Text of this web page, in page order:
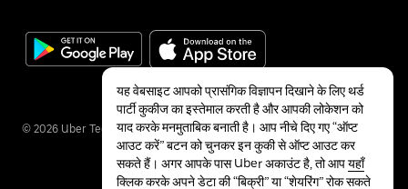
© 2026 Uber Technologies Inc.
यह वेबसाइट आपको प्रासंगिक विज्ञापन दिखाने के लिए थर्ड
पार्टी कुकीज का इस्तेमाल करती है और आपकी लोकेशन को
याद करके मनमुताबिक बनाती है। आप नीचे दिए गए “ऑप्ट
आउट करें” बटन को चुनकर इन कुकी से ऑप्ट आउट कर
सकते हैं। अगर आपके पास Uber अकाउंट है, तो आपयहाँ
क्लिक करके अपने डेटा की “बिक्री” या “शेयरिंग” रोक सकते